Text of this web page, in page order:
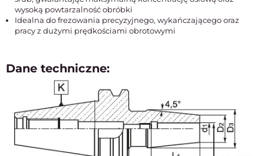
wysoką powtarzalność obróbki
Idealna do frezowania precyzyjnego, wykańczającego oraz
pracy z dużymi prędkościami obrotowymi
Dane techniczne: